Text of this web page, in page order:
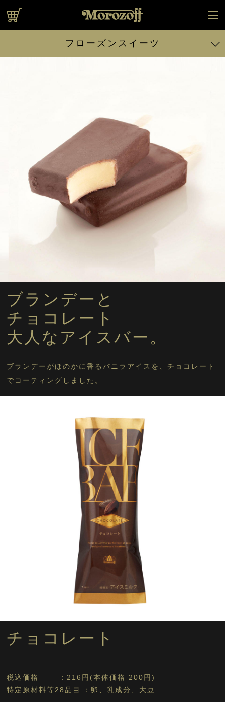
フローズンスイーツ
ブランデー
メロン
チョコレート
ブランデーと
チョコレート
大人なアイスバー。
ブランデーがほのかに香るバニラアイスを、チョコレート
でコーティングしました。
チョコレート
税込価格
216円(本体価格 200円)
特定原材料等28品目
卵、乳成分、大豆